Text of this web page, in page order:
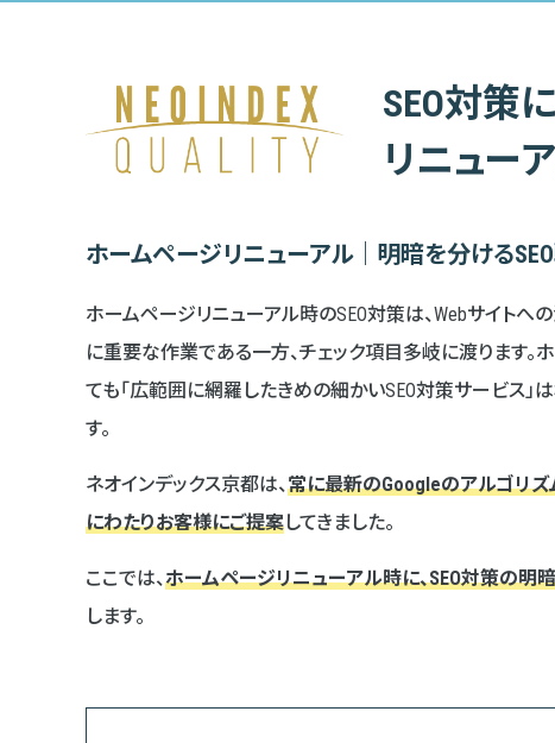
SEO対策
リニュー
ホームページリニューアル｜明暗を分ける
ホームページリニューアル時のSEO対策は、Webサイトへ
に重要な作業である一方、チェック項目多岐に渡ります
ても「広範囲に網羅したきめの細かいSEO対策サービス」
す。
ネオインデックス京都は、常に最新のGoogleのアルゴリズ
にわたりお客様にご提案してきました。
ここでは、ホームページリニューアル時に、SEO対策の明
します。